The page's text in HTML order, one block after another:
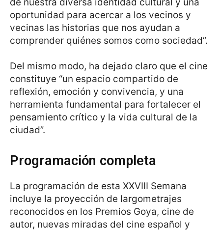
oportunidad para acercar a los vecinos y
vecinas las historias que nos ayudan a
comprender quiénes somos como sociedad”.
Del mismo modo, ha dejado claro que el cine
constituye “un espacio compartido de
reflexión, emoción y convivencia, y una
herramienta fundamental para fortalecer el
pensamiento crítico y la vida cultural de la
ciudad”.
Programación completa
La programación de esta XXVIII Semana
incluye la proyección de largometrajes
reconocidos en los Premios Goya, cine de
autor, nuevas miradas del cine español y